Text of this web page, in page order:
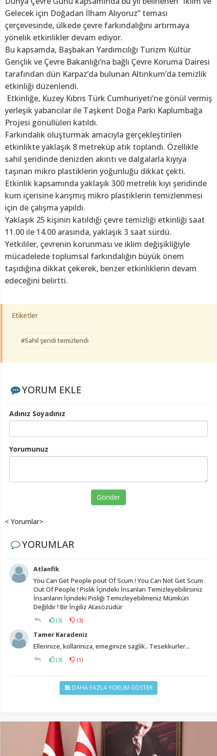
Gelecek için Doğadan İlham Alıyoruz” teması
çerçevesinde, ülkede çevre farkındalığını artırmaya
yönelik etkinlikler devam ediyor.
Bu kapsamda, Başbakan Yardımcılığı Turizm Kültür
Gençlik ve Çevre Bakanlığı’na bağlı Çevre Koruma Dairesi
tarafından dün Karpaz’da bulunan Altınkum’da temizlik
etkinliği düzenlendi.
Etkinliğe, Kuzey Kıbrıs Türk Cumhuriyeti’ne gönül vermiş
yerleşik yabancılar ile Taşkent Doğa Parkı Kaplumbağa
Projesi gönüllüleri katıldı.
Farkındalık oluşturmak amacıyla gerçekleştirilen
etkinlikte yaklaşık 8 metreküp atık toplandı. Özellikle
sahil şeridinde denizden akıntı ve dalgalarla kıyıya
taşınan mikro plastiklerin yoğunluğu dikkat çekti.
Etkinlik kapsamında yaklaşık 300 metrelik kıyı şeridinde
kum içerisine karışmış mikro plastiklerin temizlenmesi
için de çalışma yapıldı.
Yaklaşık 25 kişinin katıldığı çevre temizliği etkinliği saat
11.00 ile 14.00 arasında, yaklaşık 3 saat sürdü.
Yetkililer, çevrenin korunması ve iklim değişikliğiyle
mücadelede toplumsal farkındalığın büyük önem
taşıdığına dikkat çekerek, benzer etkinliklerin devam
edeceğini belirtti.
Etiketler
#Sahil şeridi temizlendi
YORUM EKLE
Adınız Soyadınız
Yorumunuz
Gönder
< Yorumlar>
YORUMLAR
Atlanfik
You Can Get People pout Of Scum ! You Can Not Get Scum
Out Of People ! Pislik İçindeki İnsanları Temizleyebilirsiniz
İnsanların İçindeki Pisliği Temizleyebilmeniz Mümkün
Değildir ! Bir İngiliz Atasözüdür
(3) (3)
Tamer Karadeniz
Ellerinize, kollariniza, emeginize saglik.. Tesekkurler...
(3) (1)
DAHA FAZLA YORUM GÖSTER